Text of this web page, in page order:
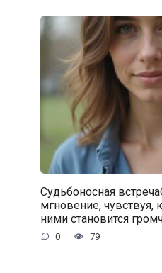
Судьбоносная
мгновение,
ними становится
0 79